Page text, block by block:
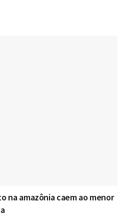
na amazônia caem ao menor